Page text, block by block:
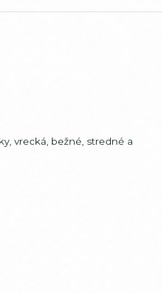
vrecká, bežné, stredné a